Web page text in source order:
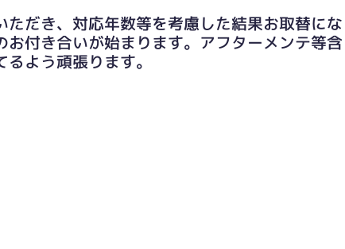
ただき、対応年数等を考慮した結果お取替にな
お付き合いが始まります。アフターメンテ等含
よう頑張ります。